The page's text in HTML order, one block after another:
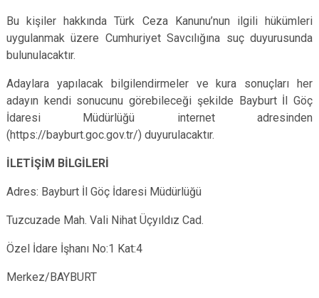
Bu kişiler hakkında Türk Ceza Kanunu’nun ilgili hükümleri
uygulanmak üzere Cumhuriyet Savcılığına suç duyurusunda
bulunulacaktır.
Adaylara yapılacak bilgilendirmeler ve kura sonuçları her
adayın kendi sonucunu görebileceği şekilde Bayburt İl Göç
İdaresi Müdürlüğü internet adresinden
(https://bayburt.goc.gov.tr/) duyurulacaktır.
İLETİŞİM BİLGİLERİ
Adres: Bayburt İl Göç İdaresi Müdürlüğü
Tuzcuzade Mah. Vali Nihat Üçyıldız Cad.
Özel İdare İşhanı No:1 Kat:4
Merkez/BAYBURT